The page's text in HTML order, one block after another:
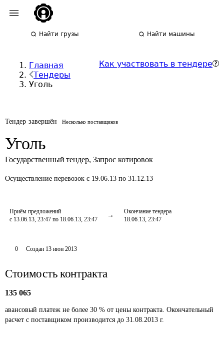
Найти грузы Найти машины
Главная
Тендеры
Уголь
Как участвовать в тендере
Тендер завершён Несколько поставщиков
Уголь
Государственный тендер, Запрос котировок
Осуществление перевозок с 19.06.13 по 31.12.13
Приём предложений
с 13.06.13, 23:47 по 18.06.13, 23:47
Окончание тендера
18.06.13, 23:47
0 Создан 13 июн 2013
Стоимость контракта
135 065
авансовый платеж не более 30 % от цены контракта. Окончательный
расчет с поставщиком производится до 31.08.2013 г.